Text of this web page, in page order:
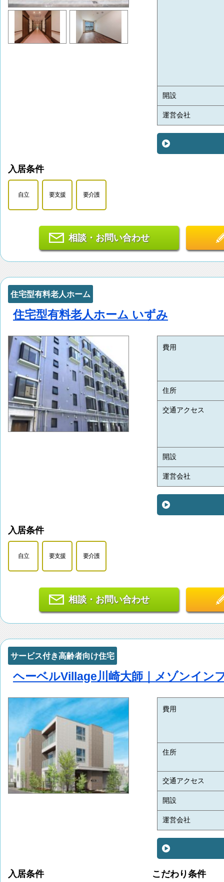
開設
運営会社
入居条件
自立 要支援 要介護
相談・お問い合わせ
住宅型有料老人ホーム
住宅型有料老人ホーム いずみ
費用
住所
交通アクセス
開設
運営会社
入居条件
自立 要支援 要介護
相談・お問い合わせ
サービス付き高齢者向け住宅
ヘーベルVillage川崎大師｜メゾンイン
費用
住所
交通アクセス
開設
運営会社
入居条件 こだわり条件